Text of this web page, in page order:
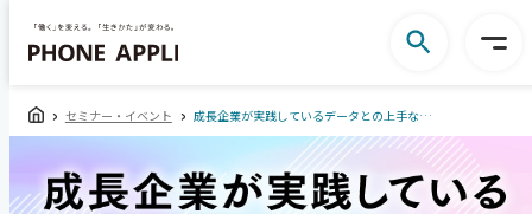
セミナー・イベント 成長企業が実践しているデータとの上手な付き合い方?データの収集、活用、廃棄まで?